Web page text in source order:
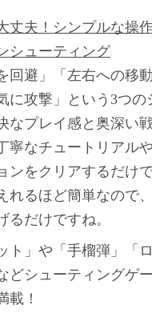
丈夫！シンプルな操
シューティング
回避」「左右への移
に攻撃」という3つの
なプレイ感と奥深い
寧なチュートリアル
ンをクリアするだけ
れるほど簡単なので
るだけですね。
ト」や「手榴弾」「
どシューティングゲ
載！